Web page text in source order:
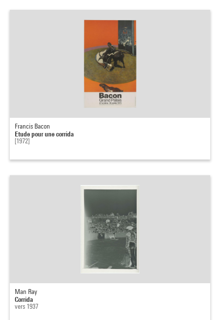
Francis Bacon
Etude pour une corrida
[1972]
Man Ray
Corrida
vers 1937